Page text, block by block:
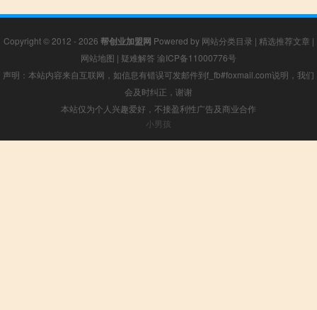
Copyright © 2012 - 2026 帮创业加盟网 Powered by 网站分类目录 | 精选推荐文章 |
网站地图 | 疑难解答 渝ICP备11000776号
声明：本站内容来自互联网，如信息有错误可发邮件到f_fb#foxmail.com说明，我们
会及时纠正，谢谢
本站仅为个人兴趣爱好，不接盈利性广告及商业合作
小男孩